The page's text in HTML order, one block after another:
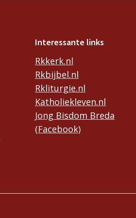
Interessante links
Rkkerk.nl
Rkbijbel.nl
Rkliturgie.nl
Katholiekleven.nl
Jong Bisdom Breda
(Facebook)